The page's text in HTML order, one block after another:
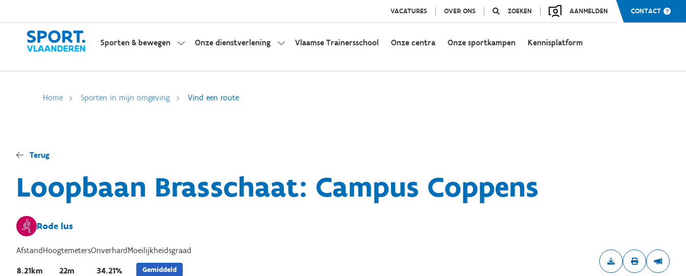
VACATURES OVER ONS ZOEKEN AANMELDEN CONTACT
Sporten & bewegen Onze dienstverlening Vlaamse Trainersschool Onze centra Onze sportkampen Kennisplatform
Home Sporten in mijn omgeving Vind een route
Terug
Loopbaan Brasschaat: Campus Coppens
Rode lus
Afstand
8.21km
Hoogtemeters
22m
Onverhard
34.21%
Moeilijkheidsgraad
Gemiddeld